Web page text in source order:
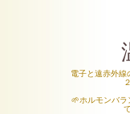
電子と遠赤外線
🌱ホルモンバラ